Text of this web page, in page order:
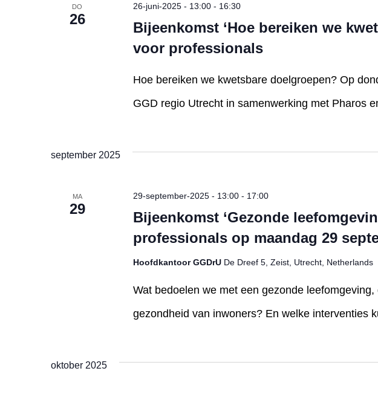
DO
26
Bijeenkomst ‘Hoe bereiken we
voor professionals
26-juni-2025 - 13:00- 16:30
Hoe bereiken we kwetsbare doelgroepen? Op
GGD regio Utrecht in samenwerking met Pharos
september 2025
MA
29
Bijeenkomst ‘Gezonde
professionals op maandag 29
29-september-2025 - 13:00- 17:00
Hoofdkantoor GGDrU De Dreef 5, Zeist, Utrecht, Netherlands
Wat bedoelen we met een gezonde
gezondheid van inwoners? En welke interventies
oktober 2025